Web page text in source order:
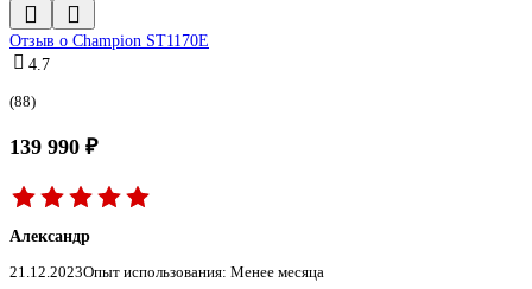
Отзыв о Champion ST1170E
4.7
(88)
139 990 ₽
Александр
21.12.2023Опыт использования: Менее месяца